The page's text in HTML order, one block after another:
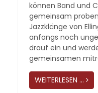
können Band und
gemeinsam
Jazzklänge von
anfangs noch
drauf ein und
gemeinsamen
WEITERLESEN …